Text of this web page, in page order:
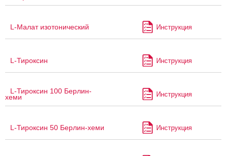
L-Малат изотонический Инструкция
L-Тироксин Инструкция
L-Тироксин 100 Берлин-
хеми Инструкция
L-Тироксин 50 Берлин-хеми Инструкция